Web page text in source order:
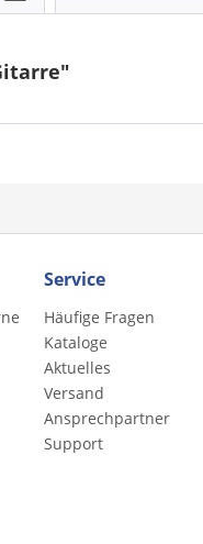
Service
Häufige Fragen
Kataloge
Aktuelles
Versand
Ansprechpartner
Support